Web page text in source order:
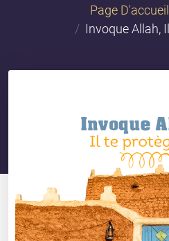
Page D'accueil
Invoque Allah,